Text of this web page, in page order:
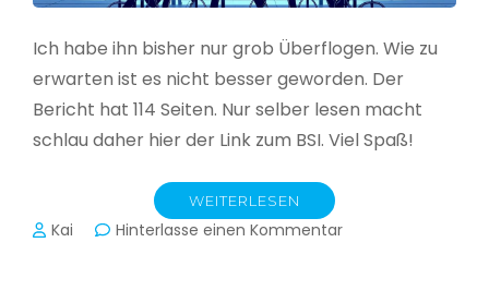
Ich habe ihn bisher nur grob Überflogen. Wie zu
erwarten ist es nicht besser geworden. Der
Bericht hat 114 Seiten. Nur selber lesen macht
schlau daher hier der Link zum BSI. Viel Spaß!
WEITERLESEN
Kai Hinterlasse einen Kommentarzu